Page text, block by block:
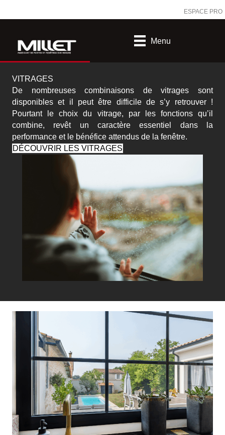
ESPACE PRO
Menu
VITRAGES
De nombreuses combinaisons de vitrages sont
disponibles et il peut être difficile de s’y retrouver !
Pourtant le choix du vitrage, par les fonctions qu’il
combine, revêt un caractère essentiel dans la
performance et le bénéfice attendus de la fenêtre.
DÉCOUVRIR LES VITRAGES